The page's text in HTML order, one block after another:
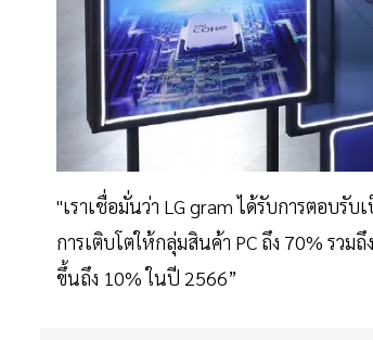
"เราเชื่อมั่นว่า LG gram ได้รับการตอบรั
การเติบโตให้กลุ่มสินค้า PC ถึง 70% รว
ขึ้นถึง 10% ในปี 2566”